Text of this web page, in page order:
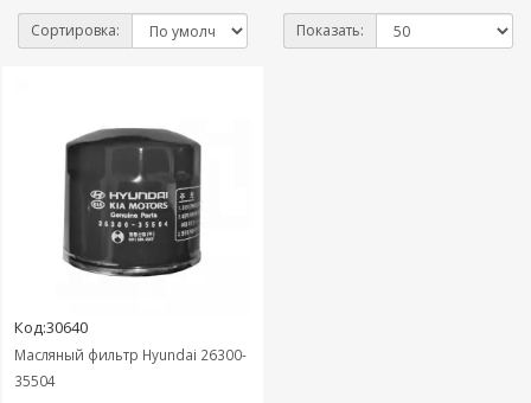
Сортировка: Показать:
Код:30640
Масляный фильтр Hyundai 26300-
35504